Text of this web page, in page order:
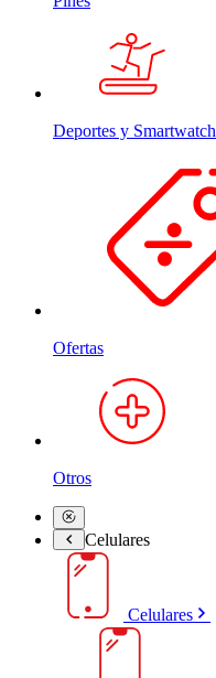
Deportes y Smartwatch
Ofertas
Otros
Celulares
Celulares